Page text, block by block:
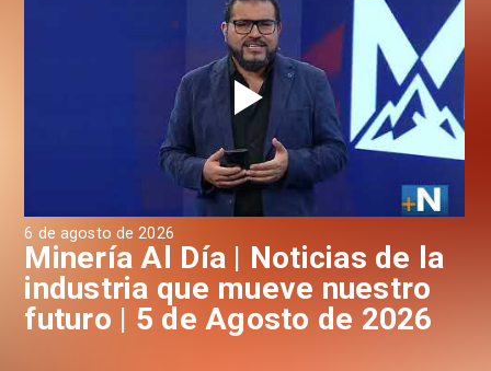
6 de agosto de 2026
Minería Al Día | Noticias de la
industria que mueve nuestro
futuro | 5 de Agosto de 2026